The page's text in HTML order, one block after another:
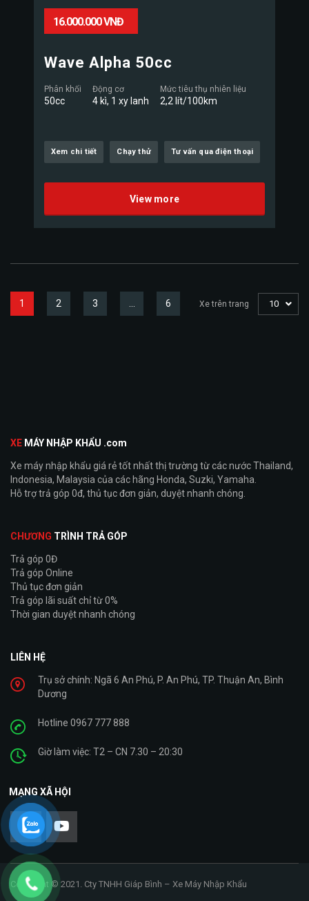
16.000.000 VNĐ
Wave Alpha 50cc
Phân khối
50cc
Động cơ
4 kì, 1 xy lanh
Mức tiêu thụ nhiên liệu
2,2 lít/100km
Xem chi tiết Chạy thử Tư vấn qua điện thoại
View more
1 2 3 … 6 Xe trên trang 10
XE MÁY NHẬP KHẨU .com
Xe máy nhập khẩu giá rẻ tốt nhất thị trường từ các nước Thailand,
Indonesia, Malaysia của các hãng Honda, Suzki, Yamaha.
Hỗ trợ trả góp 0đ, thủ tục đơn giản, duyệt nhanh chóng.
CHƯƠNG TRÌNH TRẢ GÓP
Trả góp 0Đ
Trả góp Online
Thủ tục đơn giản
Trả góp lãi suất chỉ từ 0%
Thời gian duyệt nhanh chóng
LIÊN HỆ
Trụ sở chính: Ngã 6 An Phú, P. An Phú, TP. Thuận An, Bình
Dương
Hotline 0967 777 888
Giờ làm việc: T2 – CN 7.30 – 20:30
MẠNG XÃ HỘI
Copyright © 2021. Cty TNHH Giáp Bình – Xe Máy Nhập Khẩu